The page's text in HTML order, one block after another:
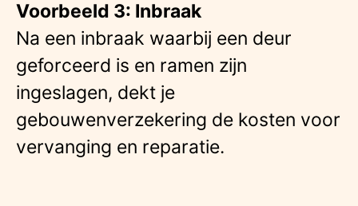
Voorbeeld 3: Inbraak
Na een inbraak waarbij een deur
geforceerd is en ramen zijn
ingeslagen, dekt je
gebouwenverzekering de kosten voor
vervanging en reparatie.